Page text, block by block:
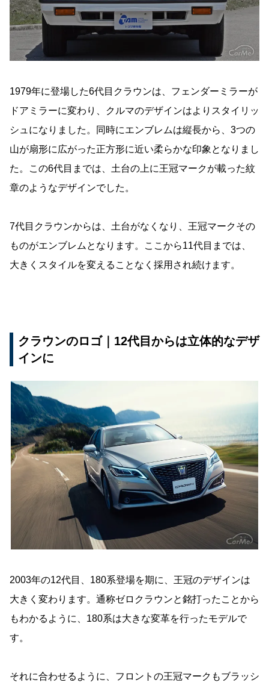
1979年に登場した6代目クラウンは、フェンダーミラーが
ドアミラーに変わり、クルマのデザインはよりスタイリッ
シュになりました。同時にエンブレムは縦長から、3つの
山が扇形に広がった正方形に近い柔らかな印象となりまし
た。この6代目までは、土台の上に王冠マークが載った紋
章のようなデザインでした。
7代目クラウンからは、土台がなくなり、王冠マークその
ものがエンブレムとなります。ここから11代目までは、
大きくスタイルを変えることなく採用され続けます。
クラウンのロゴ｜12代目からは立体的なデザ
インに
2003年の12代目、180系登場を期に、王冠のデザインは
大きく変わります。通称ゼロクラウンと銘打ったことから
もわかるように、180系は大きな変革を行ったモデルで
す。
それに合わせるように、フロントの王冠マークもブラッシ